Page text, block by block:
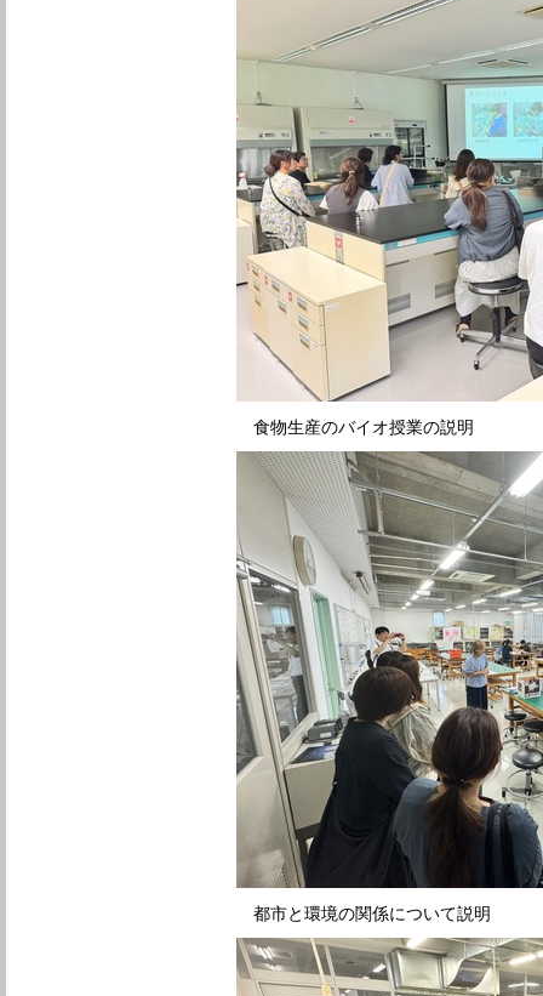
食物生産のバイオ授業の説明
都市と環境の関係について説明